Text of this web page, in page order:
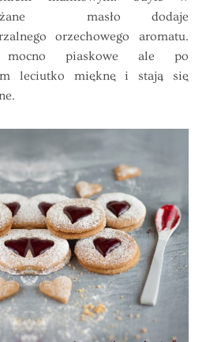
masło dodaje
orzechowego aromatu.
piaskowe ale po
leciutko mięknę i stają się